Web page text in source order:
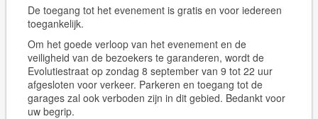
De toegang tot het evenement is gratis en voor iedereen
toegankelijk.
Om het goede verloop van het evenement en de
veiligheid van de bezoekers te garanderen, wordt de
Evolutiestraat op zondag 8 september van 9 tot 22 uur
afgesloten voor verkeer. Parkeren en toegang tot de
garages zal ook verboden zijn in dit gebied. Bedankt voor
uw begrip.